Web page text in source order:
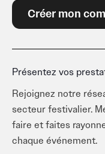
Créer mon
Présentez vos
Rejoignez notre
secteur festivalier.
faire et faites
chaque événement.